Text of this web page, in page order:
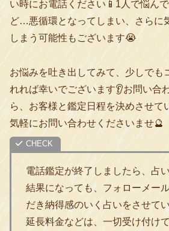
い時にお電話ください📱1人で悩ん
ど…悪循環となってしまい、さらに
しまう可能性もございます😭
お悩みを吐き出してみて、少しでも
れれば幸いでございます👂お問い合
ら、お客様と鑑定日程を決めさせて
気軽にお問い合わせくださいませ🔮
電話鑑定が終了しましたら、占
結果になっても、フォローメー
だき納得感のいく占いをさせて
延長料金などは、一切受け付け